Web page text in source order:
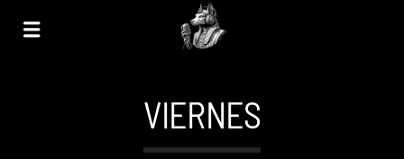
VIERNES